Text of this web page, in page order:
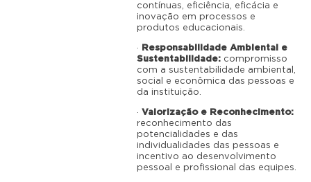
contínuas, eficiência, eficácia e
inovação em processos e
produtos educacionais.
·
Responsabilidade Ambiental e
Sustentabilidade: compromisso
com a sustentabilidade ambiental,
social e econômica das pessoas e
da instituição.
· Valorização e Reconhecimento:
reconhecimento das
potencialidades e das
individualidades das pessoas e
incentivo ao desenvolvimento
pessoal e profissional das equipes.